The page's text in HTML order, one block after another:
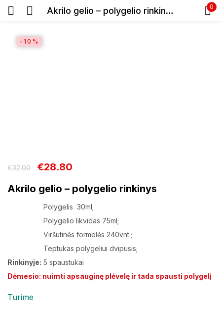
Akrilo gelio – polygelio rinkinys 0
-10%
€32.00 €28.80
Akrilo gelio – polygelio rinkinys
Rinkinyje:
Polygelis 30ml;
Polygelio likvidas 75ml;
Viršutinės formelės 240vnt.;
Teptukas polygeliui dvipusis;
5 spaustukai
Dėmesio: nuimti apsauginę plėvelę ir tada spausti polygelį
Turime
Registracija